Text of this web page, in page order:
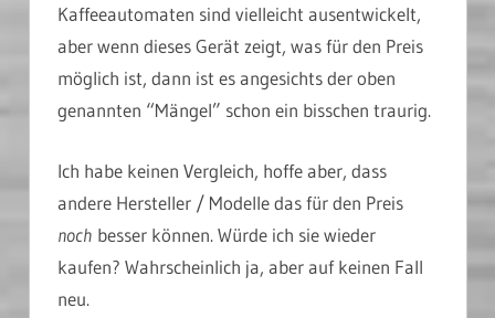
Kaffeeautomaten sind vielleicht ausentwickelt,
aber wenn dieses Gerät zeigt, was für den Preis
möglich ist, dann ist es angesichts der oben
genannten “Mängel” schon ein bisschen traurig.
Ich habe keinen Vergleich, hoffe aber, dass
andere Hersteller / Modelle das für den Preis
noch besser können. Würde ich sie wieder
kaufen? Wahrscheinlich ja, aber auf keinen Fall
neu.